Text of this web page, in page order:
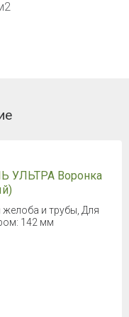
УЛЬТРА Воронка
желоба и трубы, Для
142 мм